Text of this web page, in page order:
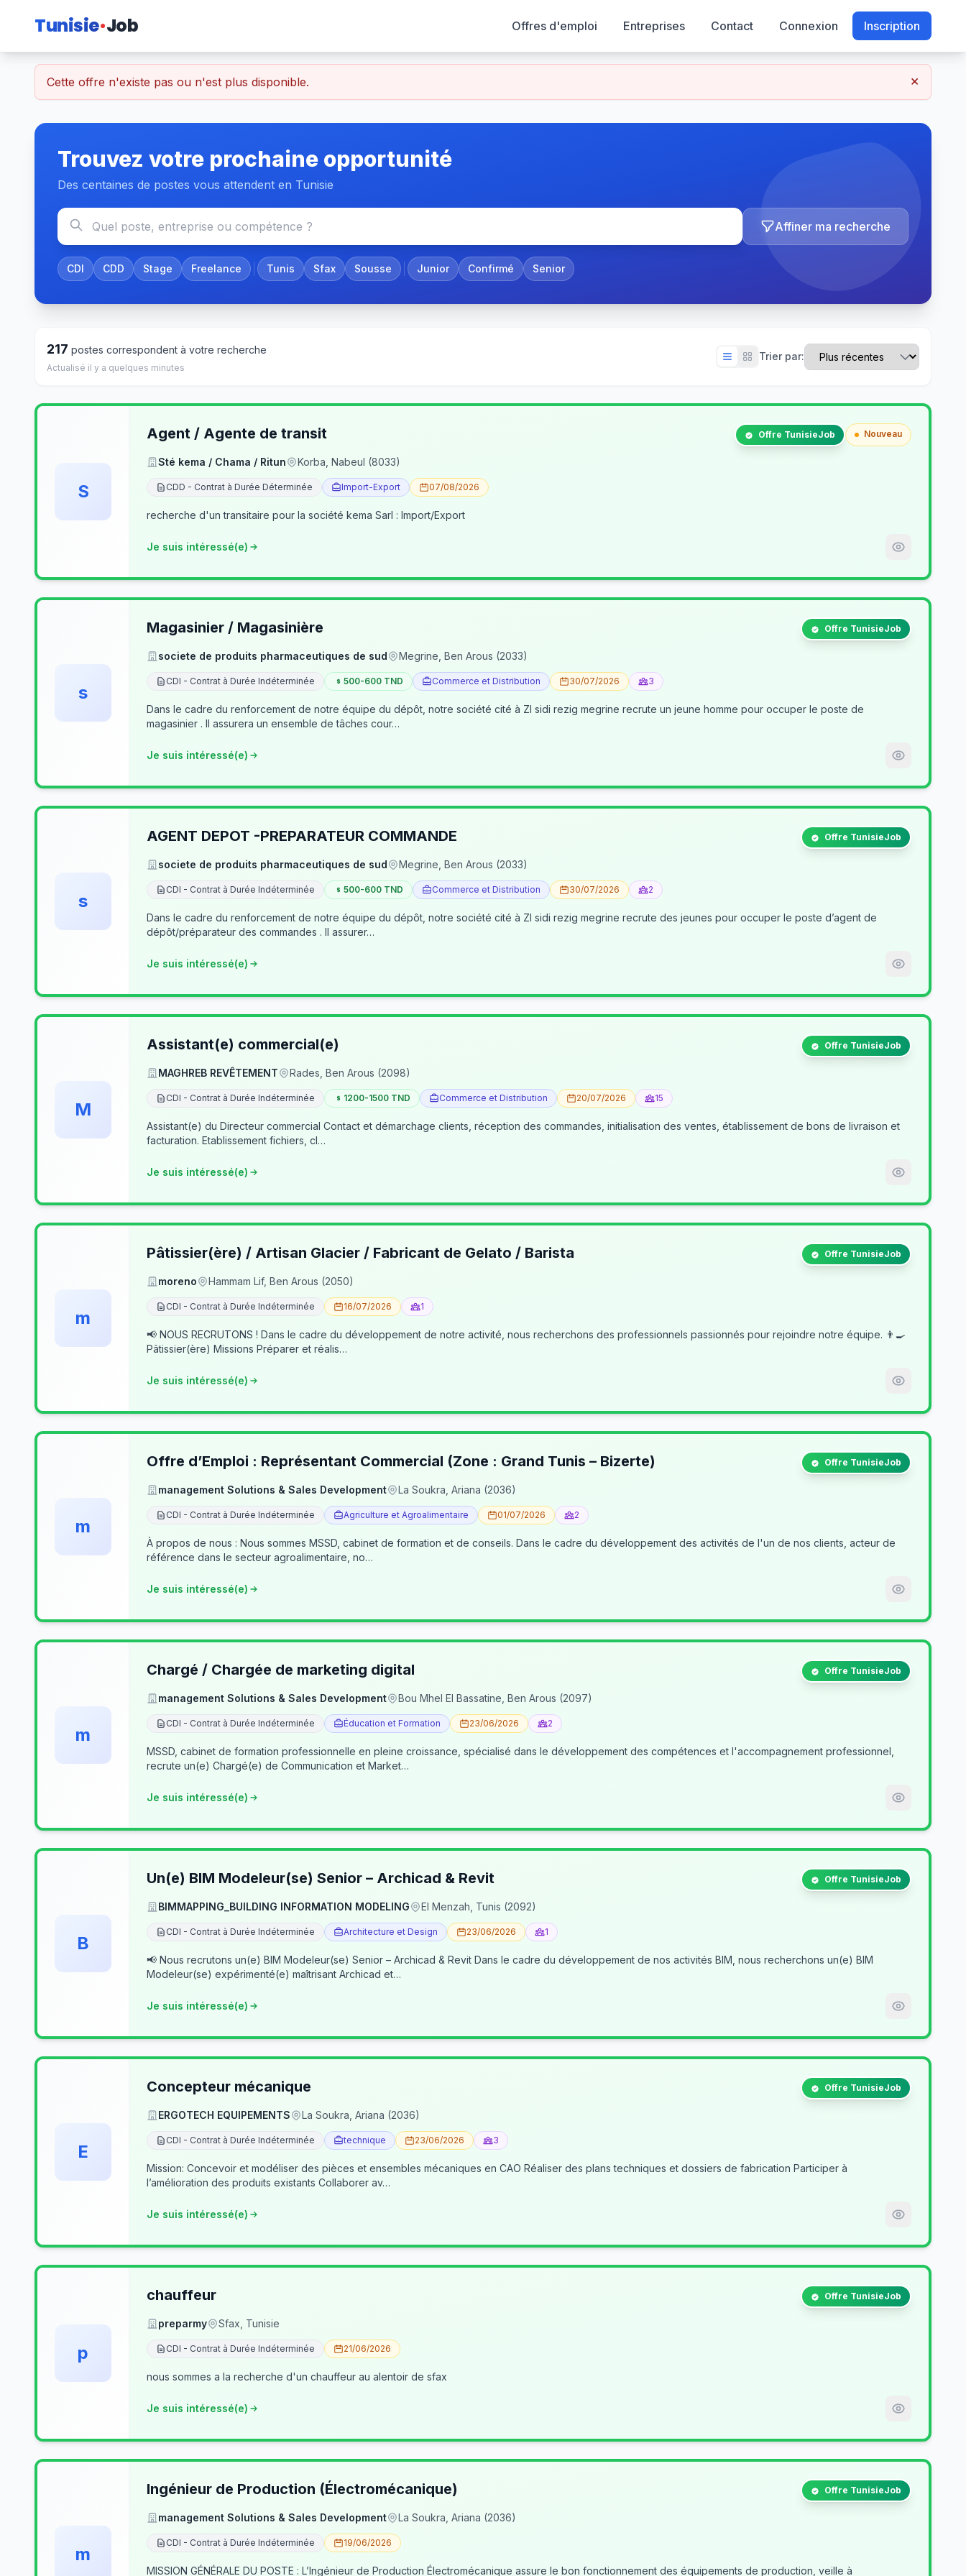
Tunisie Job Offres d'emploi Entreprises Contact Connexion Inscription
Cette offre n'existe pas ou n'est plus disponible. ×
Trouvez votre prochaine opportunité
Des centaines de postes vous attendent en Tunisie
Affiner ma recherche
CDI CDD Stage Freelance Tunis Sfax Sousse Junior Confirmé Senior
217 postes correspondent à votre recherche
Actualisé il y a quelques minutes
Trier par:
S
Agent / Agente de transit Offre TunisieJob Nouveau
Sté kema / Chama / Ritun Korba, Nabeul (8033)
CDD - Contrat à Durée Déterminée Import-Export 07/08/2026
recherche d'un transitaire pour la société kema Sarl : Import/Export
Je suis intéressé(e)
s
Magasinier / Magasinière Offre TunisieJob
societe de produits pharmaceutiques de sud Megrine, Ben Arous (2033)
CDI - Contrat à Durée Indéterminée 500-600 TND Commerce et Distribution 30/07/2026 3
Dans le cadre du renforcement de notre équipe du dépôt, notre société cité à ZI sidi rezig megrine recrute un jeune homme pour occuper le poste de
magasinier . Il assurera un ensemble de tâches cour…
Je suis intéressé(e)
s
AGENT DEPOT -PREPARATEUR COMMANDE Offre TunisieJob
societe de produits pharmaceutiques de sud Megrine, Ben Arous (2033)
CDI - Contrat à Durée Indéterminée 500-600 TND Commerce et Distribution 30/07/2026 2
Dans le cadre du renforcement de notre équipe du dépôt, notre société cité à ZI sidi rezig megrine recrute des jeunes pour occuper le poste d’agent de
dépôt/préparateur des commandes . Il assurer…
Je suis intéressé(e)
M
Assistant(e) commercial(e) Offre TunisieJob
MAGHREB REVÊTEMENT Rades, Ben Arous (2098)
CDI - Contrat à Durée Indéterminée 1200-1500 TND Commerce et Distribution 20/07/2026 15
Assistant(e) du Directeur commercial Contact et démarchage clients, réception des commandes, initialisation des ventes, établissement de bons de livraison et
facturation. Etablissement fichiers, cl…
Je suis intéressé(e)
m
Pâtissier(ère) / Artisan Glacier / Fabricant de Gelato / Barista Offre TunisieJob
moreno Hammam Lif, Ben Arous (2050)
CDI - Contrat à Durée Indéterminée 16/07/2026 1
📢 NOUS RECRUTONS ! Dans le cadre du développement de notre activité, nous recherchons des professionnels passionnés pour rejoindre notre équipe. 👨‍🍳
Pâtissier(ère) Missions Préparer et réalis…
Je suis intéressé(e)
m
Offre d’Emploi : Représentant Commercial (Zone : Grand Tunis – Bizerte) Offre TunisieJob
management Solutions & Sales Development La Soukra, Ariana (2036)
CDI - Contrat à Durée Indéterminée Agriculture et Agroalimentaire 01/07/2026 2
À propos de nous : Nous sommes MSSD, cabinet de formation et de conseils. Dans le cadre du développement des activités de l'un de nos clients, acteur de
référence dans le secteur agroalimentaire, no…
Je suis intéressé(e)
m
Chargé / Chargée de marketing digital Offre TunisieJob
management Solutions & Sales Development Bou Mhel El Bassatine, Ben Arous (2097)
CDI - Contrat à Durée Indéterminée Éducation et Formation 23/06/2026 2
MSSD, cabinet de formation professionnelle en pleine croissance, spécialisé dans le développement des compétences et l'accompagnement professionnel,
recrute un(e) Chargé(e) de Communication et Market…
Je suis intéressé(e)
B
Un(e) BIM Modeleur(se) Senior – Archicad & Revit Offre TunisieJob
BIMMAPPING_BUILDING INFORMATION MODELING El Menzah, Tunis (2092)
CDI - Contrat à Durée Indéterminée Architecture et Design 23/06/2026 1
📢 Nous recrutons un(e) BIM Modeleur(se) Senior – Archicad & Revit Dans le cadre du développement de nos activités BIM, nous recherchons un(e) BIM
Modeleur(se) expérimenté(e) maîtrisant Archicad et…
Je suis intéressé(e)
E
Concepteur mécanique Offre TunisieJob
ERGOTECH EQUIPEMENTS La Soukra, Ariana (2036)
CDI - Contrat à Durée Indéterminée technique 23/06/2026 3
Mission: Concevoir et modéliser des pièces et ensembles mécaniques en CAO Réaliser des plans techniques et dossiers de fabrication Participer à
l’amélioration des produits existants Collaborer av…
Je suis intéressé(e)
p
chauffeur Offre TunisieJob
preparmy Sfax, Tunisie
CDI - Contrat à Durée Indéterminée 21/06/2026
nous sommes a la recherche d'un chauffeur au alentoir de sfax
Je suis intéressé(e)
m
Ingénieur de Production (Électromécanique) Offre TunisieJob
management Solutions & Sales Development La Soukra, Ariana (2036)
CDI - Contrat à Durée Indéterminée 19/06/2026
MISSION GÉNÉRALE DU POSTE : L’Ingénieur de Production Électromécanique assure le bon fonctionnement des équipements de production, veille à